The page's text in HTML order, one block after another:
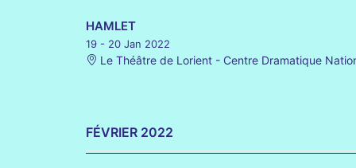
HAMLET
19 - 20 Jan 2022
Le Théâtre de Lorient - Centre Dramatique
FÉVRIER 2022